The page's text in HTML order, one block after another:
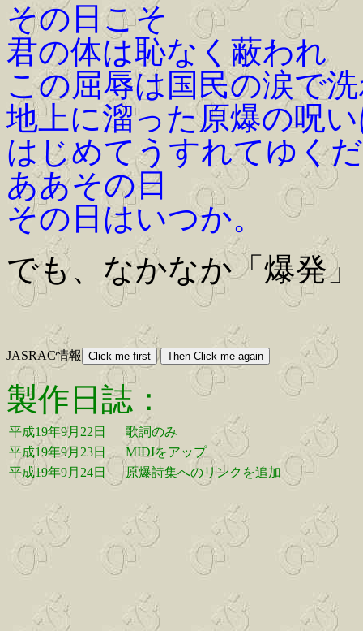
その日こそ
君の体は恥なく蔽われ
この屈辱は国民の涙で
地上に溜った原爆の呪
はじめてうすれてゆく
ああその日
その日はいつか。
でも、なかなか「爆発
JASRAC情報
製作日誌：
平成19年9月22日
歌詞のみ
平成19年9月23日
MIDIをアップ
平成19年9月24日
原爆詩集へのリンクを追加